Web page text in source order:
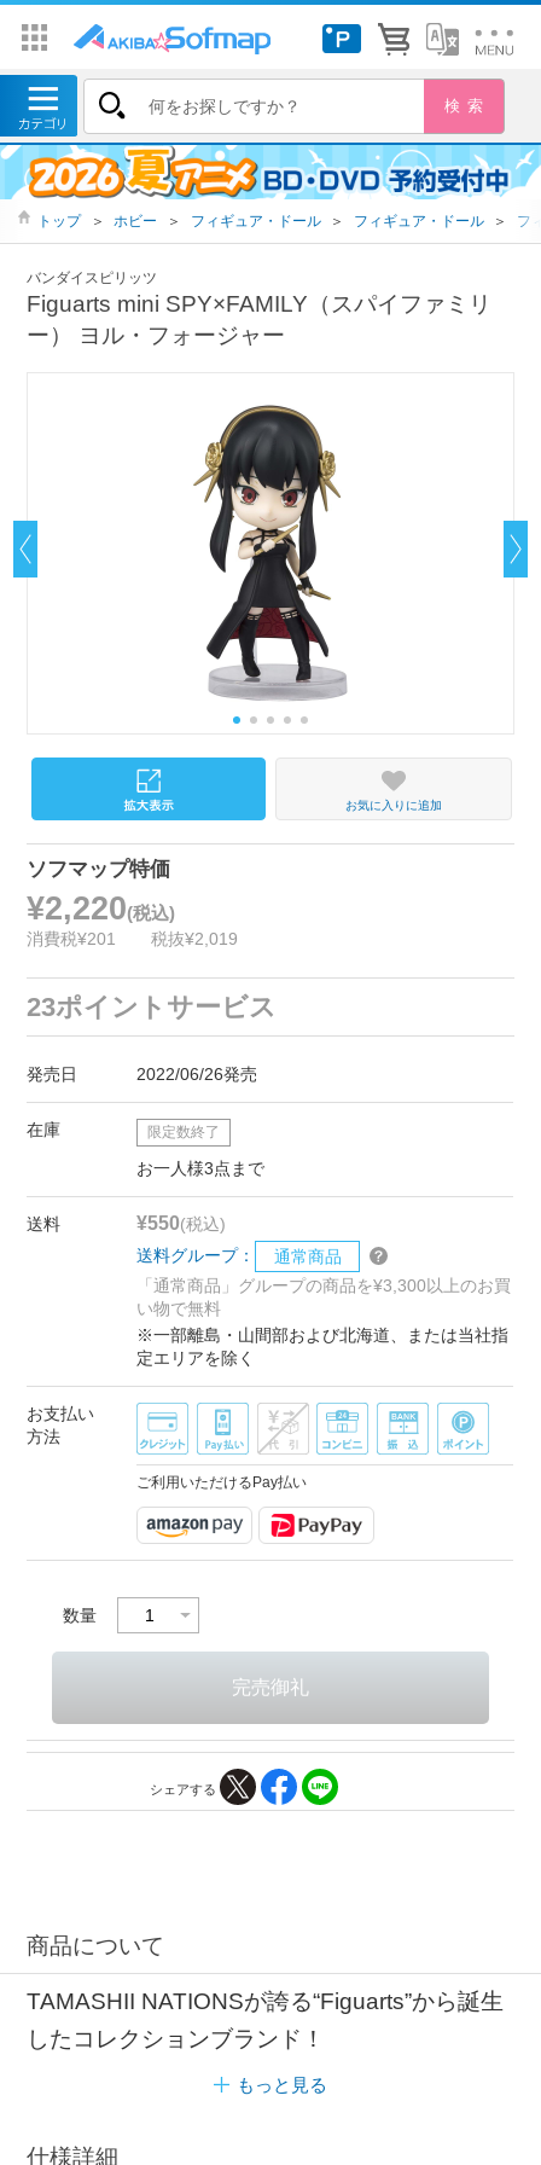
トップ ＞ ホビー ＞ フィギュア・ドール ＞ フィギュア・ドール ＞ フ
バンダイスピリッツ
Figuarts mini SPY×FAMILY（スパイファミリ
ー） ヨル・フォージャー
お気に入りに追加
ソフマップ特価
¥2,220(税込)
消費税¥201 税抜¥2,019
23ポイントサービス
発売日 2022/06/26発売
在庫 限定数終了
お一人様3点まで
送料 ¥550(税込)
送料グループ：
通常商品
「通常商品」グループの商品を¥3,300以上のお買
い物で無料
※一部離島・山間部および北海道、または当社指
定エリアを除く
お支払い
方法
ご利用いただけるPay払い
数量
シェアする
商品について
TAMASHII NATIONSが誇る“Figuarts”から誕生
したコレクションブランド！
もっと見る
仕様詳細